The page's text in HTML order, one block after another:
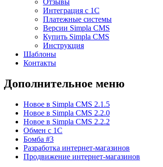
Интеграция с 1С
Платежные системы
Версии Simpla CMS
Купить Simpla CMS
Инструкция
Шаблоны
Контакты
Дополнительное меню
Новое в Simpla CMS 2.1.5
Новое в Simpla CMS 2.2.0
Новое в Simpla CMS 2.2.2
Обмен с 1С
Бомба #3
Разработка интернет-магазинов
Продвижение интернет-магазинов